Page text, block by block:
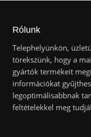
Rólunk
Telephelyünkön,
törekszünk, hogy a
gyártók termékeit
információkat
legoptimálisabbnak
feltételekkel meg